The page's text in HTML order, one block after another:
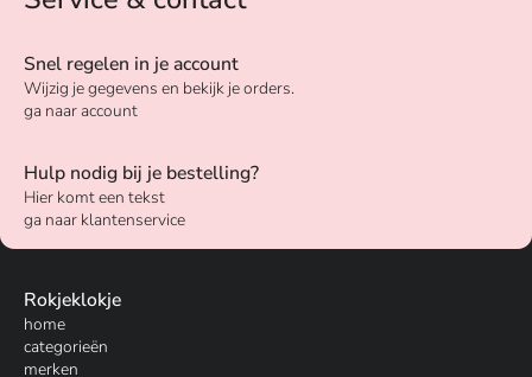
Snel regelen in je account
Wijzig je gegevens en bekijk je orders.
ga naar account
Hulp nodig bij je bestelling?
Hier komt een tekst
ga naar klantenservice
Rokjeklokje
home
categorieën
merken